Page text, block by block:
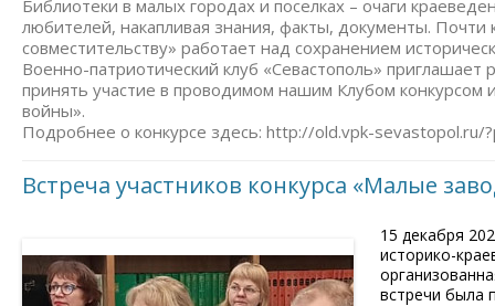
Библиотеки в малых городах и поселках – очаги
любителей, накапливая знания, факты, документы.
совместительству» работает над сохранением
Военно-патриотический клуб «Севастополь»
принять участие в проводимом нашим Клубом конкурсом
войны».
Подробнее о конкурсе здесь: http://old.vpk-sevastopol.ru/
Встреча участников конкурса «Малые
15 декабря
историко-
встречи была